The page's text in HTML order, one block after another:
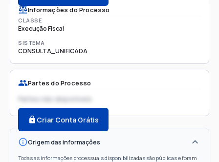
Informações do Processo
CLASSE
Execução Fiscal
SISTEMA
CONSULTA_UNIFICADA
Partes do Processo
Partes não disponíveis
Criar Conta Grátis
Origem das informações
Todas as informações processuais disponibilizadas são públicas e foram